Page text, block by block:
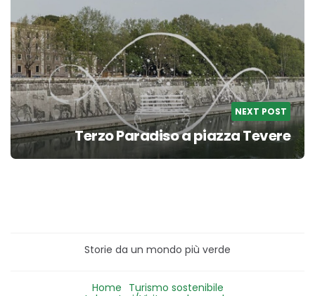
NEXT POST
Terzo Paradiso a piazza Tevere
Storie da un mondo più verde
Home Turismo sostenibile